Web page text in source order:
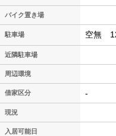
バイク置き場
駐車場 空無
近隣駐車場
周辺環境
借家区分 -
現況
入居可能日